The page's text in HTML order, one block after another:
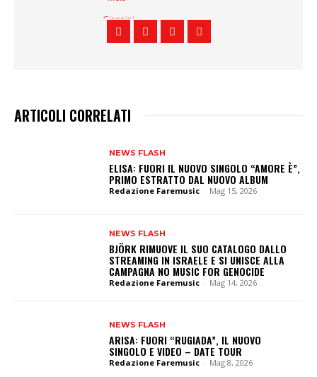
ARTICOLI CORRELATI
NEWS FLASH
ELISA: FUORI IL NUOVO SINGOLO “AMORE È”,
PRIMO ESTRATTO DAL NUOVO ALBUM
Redazione Faremusic - Mag 15, 2026
NEWS FLASH
BJÖRK RIMUOVE IL SUO CATALOGO DALLO
STREAMING IN ISRAELE E SI UNISCE ALLA
CAMPAGNA NO MUSIC FOR GENOCIDE
Redazione Faremusic - Mag 14, 2026
NEWS FLASH
ARISA: FUORI “RUGIADA”, IL NUOVO
SINGOLO E VIDEO – DATE TOUR
Redazione Faremusic - Mag 8, 2026